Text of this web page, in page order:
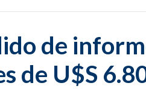
de
de U$S